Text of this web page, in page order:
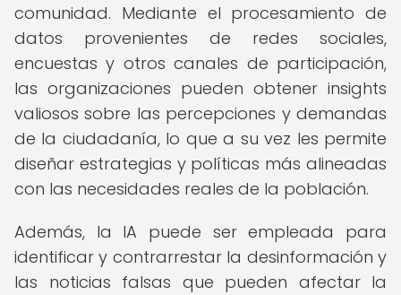
comunidad. Mediante el procesamiento de
datos provenientes de redes sociales,
encuestas y otros canales de participación,
las organizaciones pueden obtener insights
valiosos sobre las percepciones y demandas
de la ciudadanía, lo que a su vez les permite
diseñar estrategias y políticas más alineadas
con las necesidades reales de la población.
Además, la IA puede ser empleada para
identificar y contrarrestar la desinformación y
las noticias falsas que pueden afectar la